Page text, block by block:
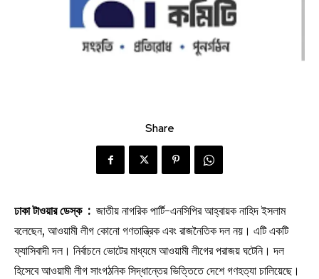
Share
ঢাকা টাওয়ার ডেস্ক : জাতীয় নাগরিক পার্টি-এনসিপির আহ্বায়ক নাহিদ ইসলাম
বলেছেন, আওয়ামী লীগ কোনো গণতান্ত্রিক এবং রাজনৈতিক দল নয়। এটি একটি
ফ্যাসিবাদী দল। নির্বাচনে ভোটের মাধ্যমে আওয়ামী লীগের পরাজয় ঘটেনি। দল
হিসেবে আওয়ামী লীগ সাংগঠনিক সিদ্ধান্তের ভিত্তিতে দেশে গণহত্যা চালিয়েছে।